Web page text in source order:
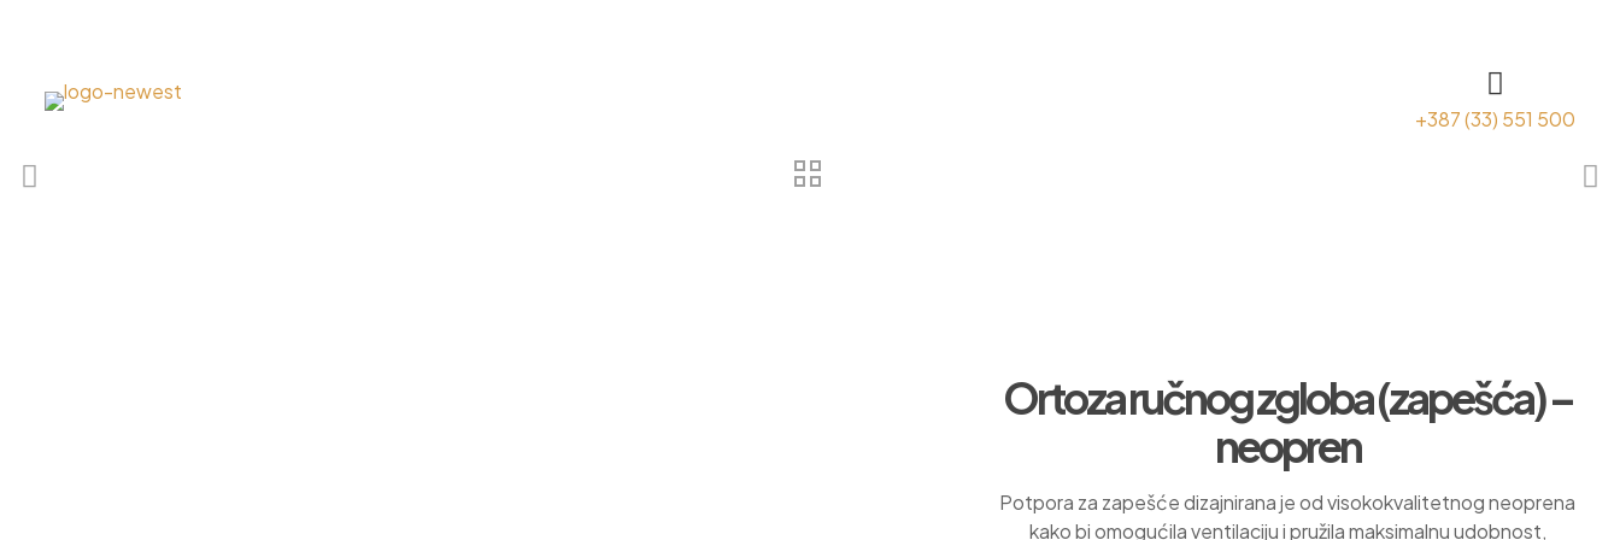
+387 (33) 551 500
Ortoza ručnog zgloba (zapešća) –
neopren
Potpora za zapešće dizajnirana je od visokokvalitetnog neoprena
kako bi omogućila ventilaciju i pružila maksimalnu udobnost,